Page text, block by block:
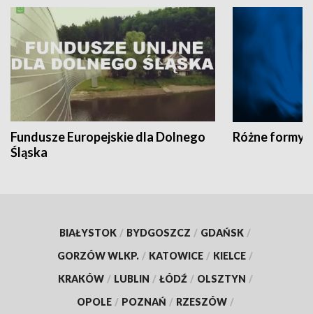
Fundusze Europejskie dla Dolnego
Śląska
Różne formy
BIAŁYSTOK / BYDGOSZCZ / GDAŃSK /
GORZÓW WLKP. / KATOWICE / KIELCE /
KRAKÓW / LUBLIN / ŁÓDŹ / OLSZTYN /
OPOLE / POZNAŃ / RZESZÓW /